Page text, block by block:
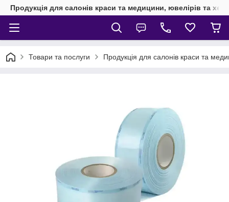
Продукція для салонів краси та медицини, ювелірів та
Товари та послуги Продукція для салонів краси та